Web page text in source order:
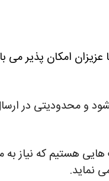
امکان پذیر می
محدودیتی در ارسال
هستیم که نیاز به
نماید.